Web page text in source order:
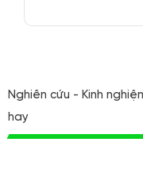
Nghiên cứu - Kinh
hay